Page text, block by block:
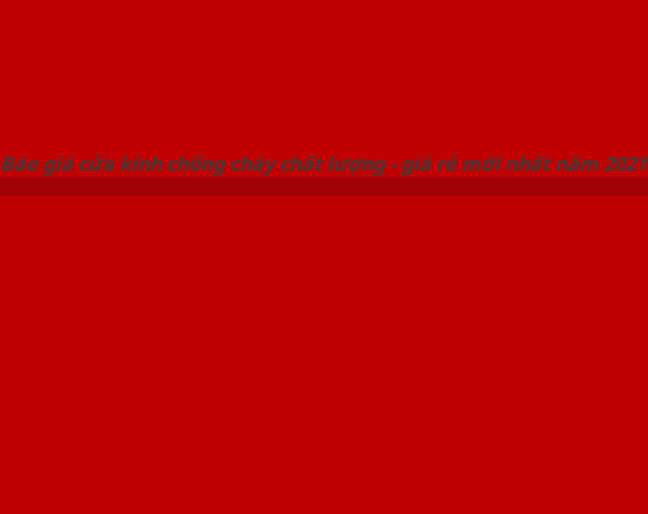
Báo giá cửa kính chống cháy chất lượng - giá rẻ mới nhất năm 2021